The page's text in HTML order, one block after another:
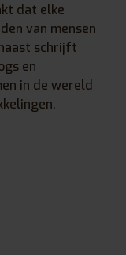
dat elke
van mensen
schrijft
en
in de wereld